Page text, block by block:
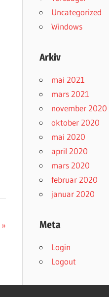
Uncategorized
Windows
Arkiv
mai 2021
mars 2021
november 2020
oktober 2020
mai 2020
april 2020
mars 2020
februar 2020
januar 2020
Meta
Login
Logout